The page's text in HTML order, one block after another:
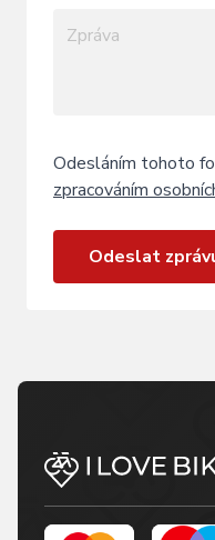
Odesláním tohoto
zpracováním
Odeslat